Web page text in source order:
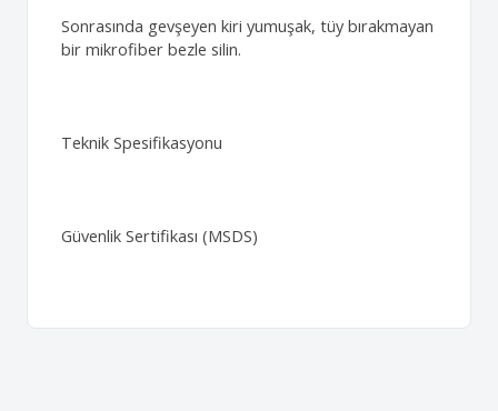
Sonrasında gevşeyen kiri yumuşak, tüy bırakmayan
bir mikrofiber bezle silin.
Teknik Spesifikasyonu
Güvenlik Sertifikası (MSDS)